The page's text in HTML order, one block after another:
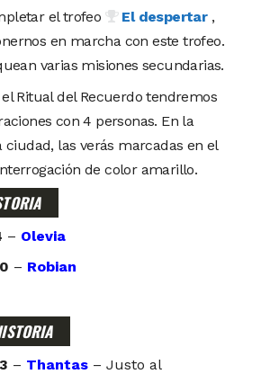
el trofeo
El despertar,
en marcha con este trofeo.
varias misiones secundarias.
Ritual del Recuerdo tendremos
con 4 personas. En la
ciudad, las verás marcadas en el
de color amarillo.
– Olevia
– Robian
– Thantas – Justo al